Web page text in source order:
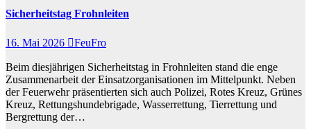
Sicherheitstag Frohnleiten
16. Mai 2026 FeuFro
Beim diesjährigen Sicherheitstag in Frohnleiten stand die enge
Zusammenarbeit der Einsatzorganisationen im Mittelpunkt. Neben
der Feuerwehr präsentierten sich auch Polizei, Rotes Kreuz, Grünes
Kreuz, Rettungshundebrigade, Wasserrettung, Tierrettung und
Bergrettung der…